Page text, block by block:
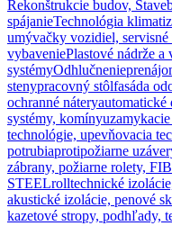
Rekonštrukcie budov,
spájanieTechnológia
umývačky vozidiel, servisné
vybaveniePlastové nádrže a
systémyOdhlučnenie
stenypracovný stôlfasáda
ochranné náteryautomatické
systémy, komíny
technológie, upevňovacia
potrubiaprotipožiarne
zábrany, požiarne rolety,
STEELrolltechnické
akustické izolácie, penové
kazetové stropy, podhľady,